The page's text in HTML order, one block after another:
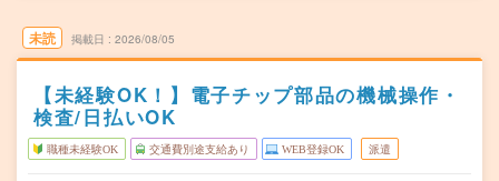
未読 掲載日 2026/08/05
【未経験OK！】電子チップ部品の機械操作・
検査/日払いOK
職種未経験OK 交通費別途支給あり WEB登録OK 派遣